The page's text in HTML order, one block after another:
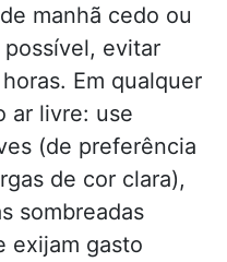
manhã cedo ou
evitar
Em qualquer
ar livre: use
(de preferência
de cor clara),
sombreadas
exijam gasto